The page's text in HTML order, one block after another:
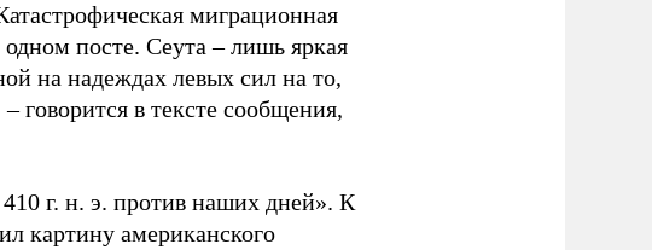
миграционная
посте. Сеута – лишь яркая
на надеждах левых сил на то,
говорится в тексте сообщения,
г. н. э. против наших дней». К
картину американского